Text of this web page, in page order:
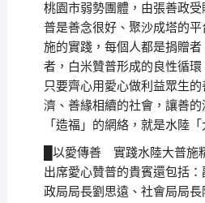
桃園市弱勢團體，由張善政
普是善念很好、聚沙成塔的
施的實踐，每個人都是捐贈
者，白米贊普形成的良性循環
只要齊心用愛心做利益眾生
濟、善緣相續的社會，讓善
「造福」的網絡，就是水陸「
█以愛傳善 實踐水陸大普施
出席愛心贊普的貴賓還包括
政局局長劉思遠、社會局局